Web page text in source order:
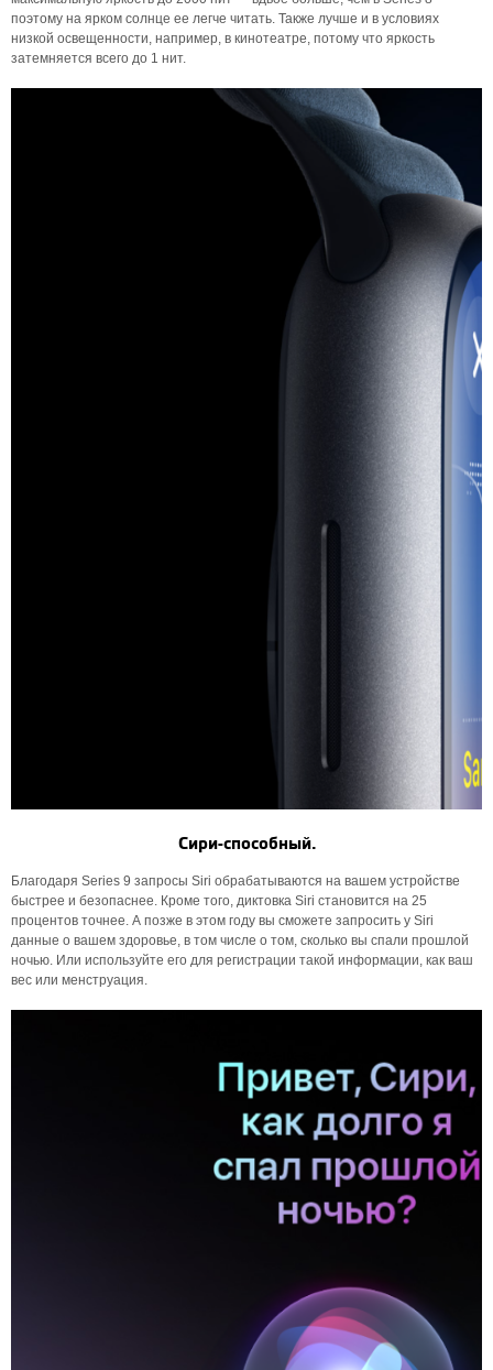
поэтому на ярком солнце ее легче читать. Также лучше и в условиях
низкой освещенности, например, в кинотеатре, потому что яркость
затемняется всего до 1 нит.
Сири-способный.
Благодаря Series 9 запросы Siri обрабатываются на вашем устройстве
быстрее и безопаснее. Кроме того, диктовка Siri становится на 25
процентов точнее. А позже в этом году вы сможете запросить у Siri
данные о вашем здоровье, в том числе о том, сколько вы спали прошлой
ночью. Или используйте его для регистрации такой информации, как ваш
вес или менструация.